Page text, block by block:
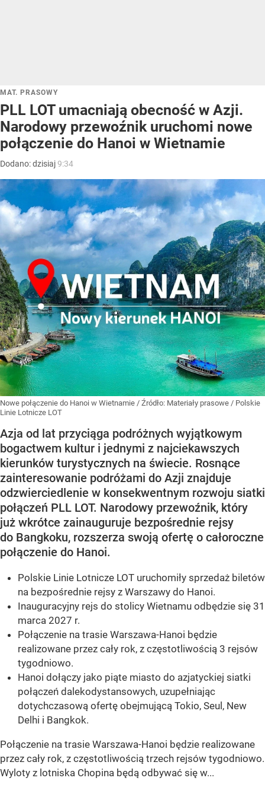
MAT. PRASOWY
PLL LOT umacniają obecność w Azji.
Narodowy przewoźnik uruchomi nowe
połączenie do Hanoi w Wietnamie
Dodano:dzisiaj9:34
Nowe połączenie do Hanoi w Wietnamie / Źródło: Materiały prasowe / Polskie
Linie Lotnicze LOT
Azja od lat przyciąga podróżnych wyjątkowym
bogactwem kultur i jednymi z najciekawszych
kierunków turystycznych na świecie. Rosnące
zainteresowanie podróżami do Azji znajduje
odzwierciedlenie w konsekwentnym rozwoju siatki
połączeń PLL LOT. Narodowy przewoźnik, który
już wkrótce zainauguruje bezpośrednie rejsy
do Bangkoku, rozszerza swoją ofertę o całoroczne
połączenie do Hanoi.
Polskie Linie Lotnicze LOT uruchomiły sprzedaż biletów
na bezpośrednie rejsy z Warszawy do Hanoi.
Inauguracyjny rejs do stolicy Wietnamu odbędzie się 31
marca 2027 r.
Połączenie na trasie Warszawa-Hanoi będzie
realizowane przez cały rok, z częstotliwością 3 rejsów
tygodniowo.
Hanoi dołączy jako piąte miasto do azjatyckiej siatki
połączeń dalekodystansowych, uzupełniając
dotychczasową ofertę obejmującą Tokio, Seul, New
Delhi i Bangkok.
Połączenie na trasie Warszawa-Hanoi będzie realizowane
przez cały rok, z częstotliwością trzech rejsów tygodniowo.
Wyloty z lotniska Chopina będą odbywać się w...